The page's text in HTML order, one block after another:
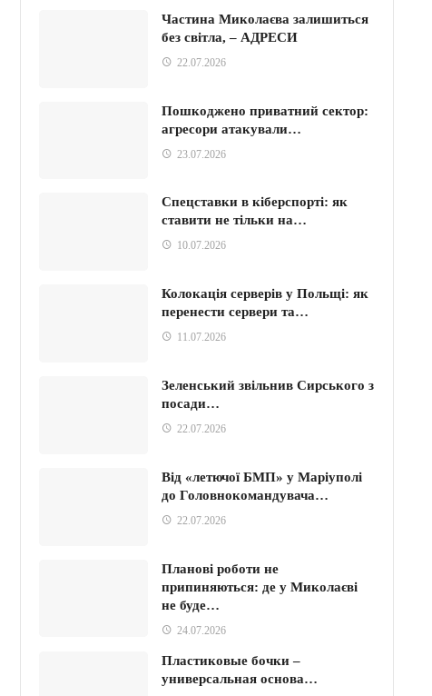
Частина Миколаєва залишиться
без світла, – АДРЕСИ
22.07.2026
Пошкоджено приватний сектор:
агресори атакували…
23.07.2026
Спецставки в кіберспорті: як
ставити не тільки на…
10.07.2026
Колокація серверів у Польщі: як
перенести сервери та…
11.07.2026
Зеленський звільнив Сирського з
посади…
22.07.2026
Від «летючої БМП» у Маріуполі
до Головнокомандувача…
22.07.2026
Планові роботи не
припиняються: де у Миколаєві
не буде…
24.07.2026
Пластиковые бочки –
универсальная основа…